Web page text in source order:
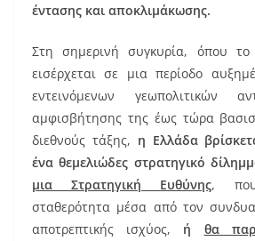
έντασης και αποκλιμάκωσης.
Στη σημερινή συγκυρία, όπου το
εισέρχεται σε μια περίοδο
εντεινόμενων γεωπολιτικών
αμφισβήτησης της έως τώρα
διεθνούς τάξης, η Ελλάδα
ένα θεμελιώδες στρατηγικό
μια Στρατηγική Ευθύνης, που
σταθερότητα μέσα από τον
αποτρεπτικής ισχύος, ή θα